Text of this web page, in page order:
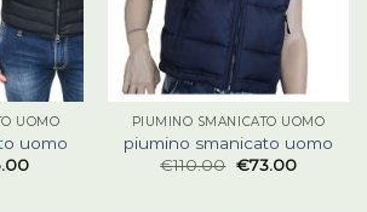
UOMO
uomo
PIUMINO SMANICATO UOMO
piumino smanicato uomo
€110.00 €73.00